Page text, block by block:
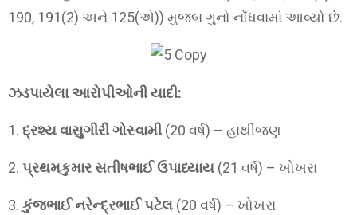
190, 191(2) અને 125(એ)) મુજબ ગુનો નોંધવામાં આવ્યો છે.
ઝડપાયેલા આરોપીઓની યાદી:
1. દ્રશ્ય વાસુગીરી ગોસ્વામી (20 વર્ષ) – હાથીજણ
2. પ્રથમકુમાર સતીષભાઈ ઉપાધ્યાય (21 વર્ષ) – ખોખરા
3. કુંજભાઈ નરેન્દ્રભાઈ પટેલ (20 વર્ષ) – ખોખરા